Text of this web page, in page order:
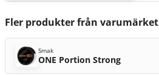
Fler produkter från varumärket
Smak
ONE Portion Strong